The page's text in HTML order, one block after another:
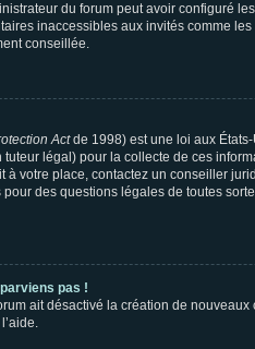
du forum peut avoir configuré
inaccessibles aux invités comme
conseillée.
Actde 1998) est une loi aux
légal) pour la collecte de ces
à votre place, contactez un conseiller
des questions légales de toutes
pas !
ait désactivé la création de